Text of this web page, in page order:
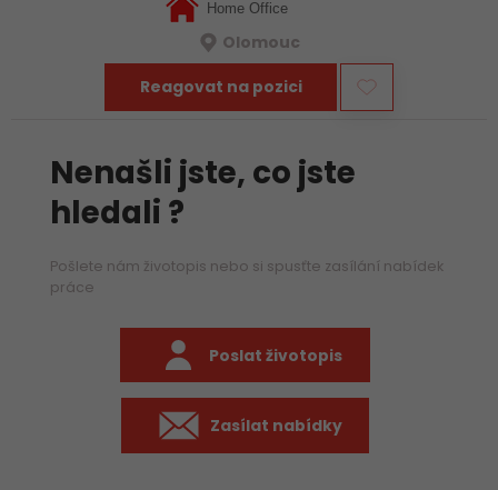
Home Office
Olomouc
Reagovat na pozici
Nenašli jste, co jste
hledali ?
Pošlete nám životopis nebo si spusťte zasílání nabídek
práce
Poslat životopis
Zasílat nabídky